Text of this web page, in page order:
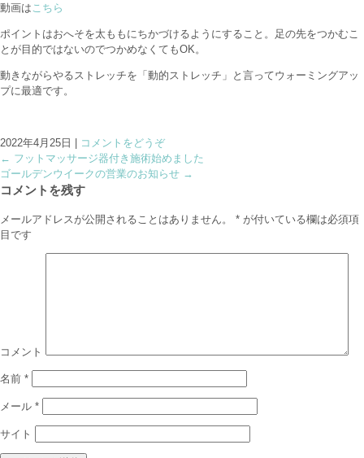
動画は こちら
ポイントはおへそを太ももにちかづけるようにすること。足の先をつかむこ
とが目的ではないのでつかめなくてもOK。
動きながらやるストレッチを「動的ストレッチ」と言ってウォーミングアッ
プに最適です。
2022年4月25日
コメントをどうぞ
← フットマッサージ器付き施術始めました
ゴールデンウイークの営業のお知らせ →
コメントを残す
メールアドレスが公開されることはありません。 * が付いている欄は必須項
目です
コメント
名前 *
メール *
サイト